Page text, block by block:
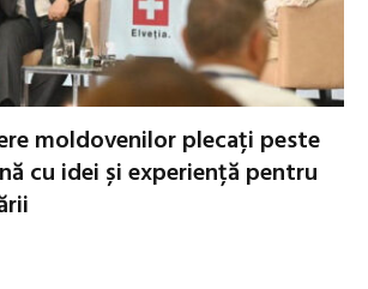
moldovenilor plecați peste
cu idei și experiență pentru